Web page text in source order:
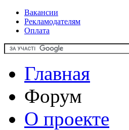
Вакансии
Рекламодателям
Оплата
Главная
Форум
О проекте